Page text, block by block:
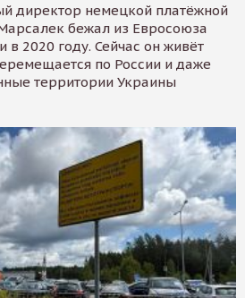
директор немецкой платёжной
бежал из Евросоюза
в 2020 году. Сейчас он живёт
по России и даже
территории Украины